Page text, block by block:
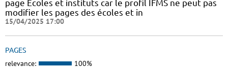
page Ecoles et instituts car le profil IFMS ne peut pas
modifier les pages des écoles et in
15/04/2025 17:00
PAGES
relevance: 100%